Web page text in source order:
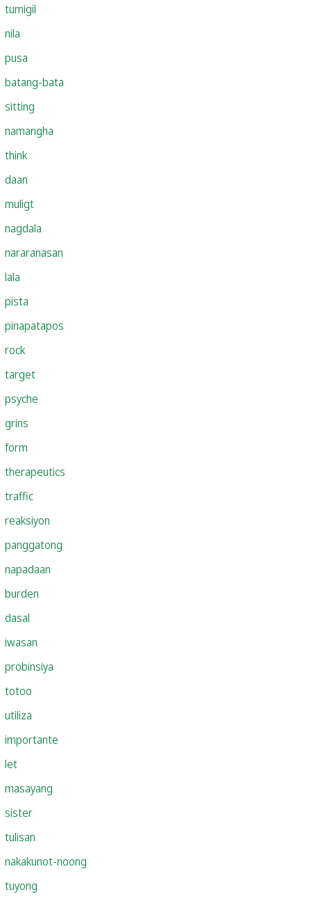
tumigil
nila
pusa
batang-bata
sitting
namangha
think
daan
muligt
nagdala
nararanasan
lala
pista
pinapatapos
rock
target
psyche
grins
form
therapeutics
traffic
reaksiyon
panggatong
napadaan
burden
dasal
iwasan
probinsiya
totoo
utiliza
importante
let
masayang
sister
tulisan
nakakunot-noong
tuyong